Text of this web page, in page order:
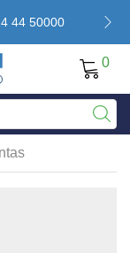
44 50000
0